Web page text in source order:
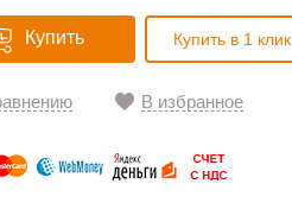
Купить Купить в 1 клик
В избранное